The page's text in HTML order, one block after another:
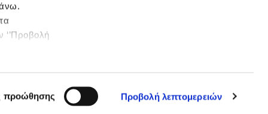
‘’Προβολή
προώθησης Προβολή λεπτομερειών
Όροι Χρήσης&Πολιτική Απορρήτου